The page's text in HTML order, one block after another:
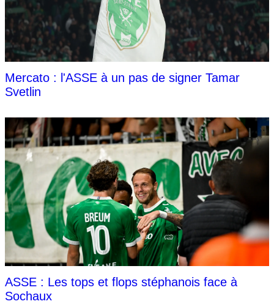
Mercato : l'ASSE à un pas de signer Tamar
Svetlin
ASSE : Les tops et flops stéphanois face à
Sochaux